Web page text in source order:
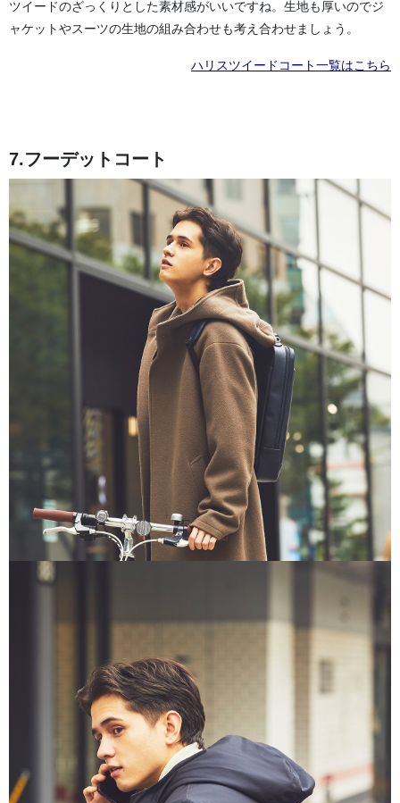
ツイードのざっくりとした素材感がいいですね。生地も厚いのでジ
ャケットやスーツの生地の組み合わせも考え合わせましょう。
ハリスツイードコート一覧はこちら
7.フーデットコート